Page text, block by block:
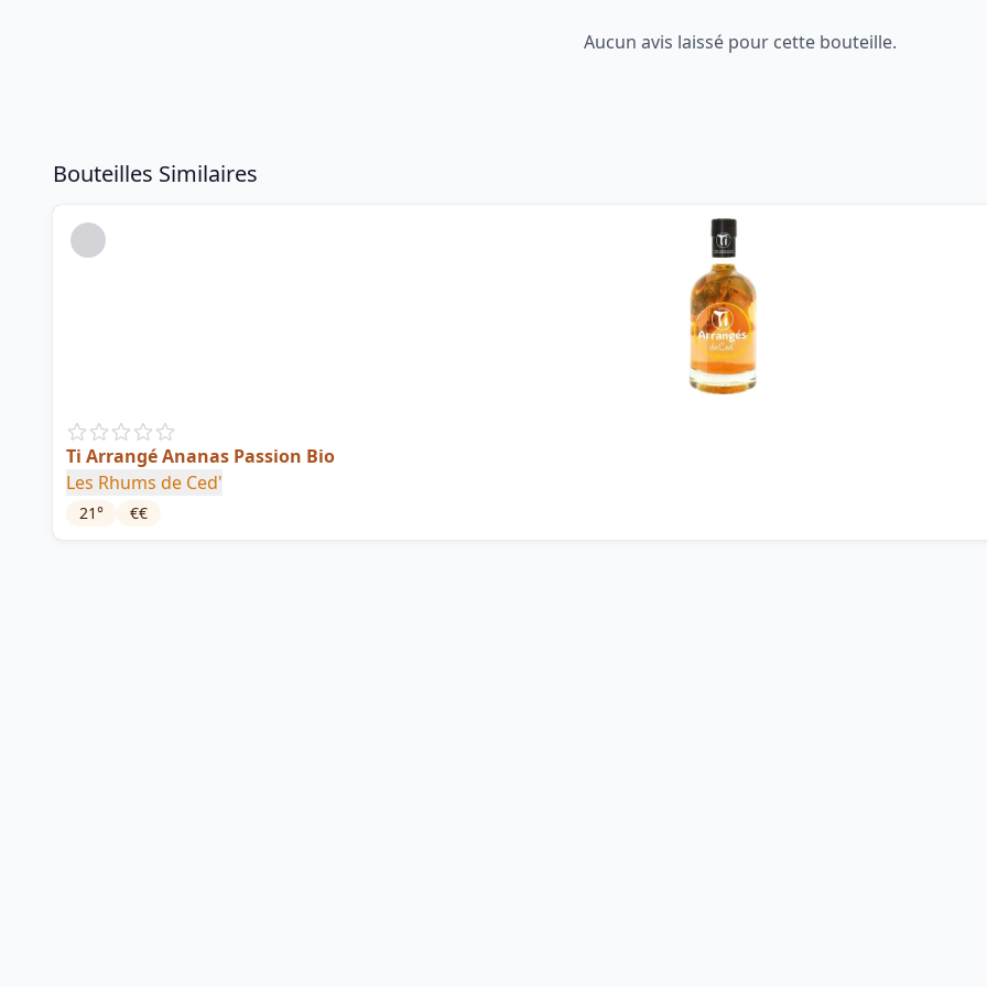
Aucun avis laissé pour cette bouteille.
Bouteilles Similaires
Ti Arrangé Ananas Passion Bio
Les Rhums de Ced'
21° €€